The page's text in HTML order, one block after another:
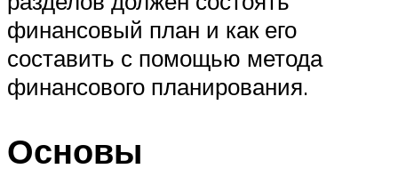
финансовый план и как его
составить с помощью метода
финансового планирования.
Основы